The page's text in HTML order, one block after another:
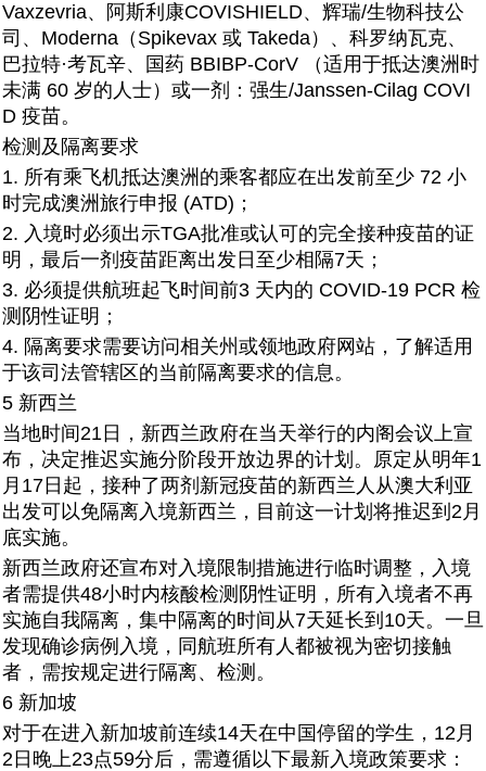
Vaxzevria、阿斯利康COVISHIELD、辉瑞/生物科技公
司、Moderna（Spikevax 或 Takeda）、科罗纳瓦克、
巴拉特·考瓦辛、国药 BBIBP-CorV （适用于抵达澳洲时
未满 60 岁的人士）或一剂：强生/Janssen-Cilag COVI
D 疫苗。
检测及隔离要求
1. 所有乘飞机抵达澳洲的乘客都应在出发前至少 72 小
时完成澳洲旅行申报 (ATD)；
2. 入境时必须出示TGA批准或认可的完全接种疫苗的证
明，最后一剂疫苗距离出发日至少相隔7天；
3. 必须提供航班起飞时间前3 天内的 COVID-19 PCR 检
测阴性证明；
4. 隔离要求需要访问相关州或领地政府网站，了解适用
于该司法管辖区的当前隔离要求的信息。
5 新西兰
当地时间21日，新西兰政府在当天举行的内阁会议上宣
布，决定推迟实施分阶段开放边界的计划。原定从明年1
月17日起，接种了两剂新冠疫苗的新西兰人从澳大利亚
出发可以免隔离入境新西兰，目前这一计划将推迟到2月
底实施。
新西兰政府还宣布对入境限制措施进行临时调整，入境
者需提供48小时内核酸检测阴性证明，所有入境者不再
实施自我隔离，集中隔离的时间从7天延长到10天。一旦
发现确诊病例入境，同航班所有人都被视为密切接触
者，需按规定进行隔离、检测。
6 新加坡
对于在进入新加坡前连续14天在中国停留的学生，12月
2日晚上23点59分后，需遵循以下最新入境政策要求：